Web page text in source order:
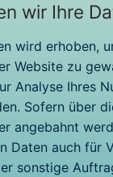
wir Ihre
wird erhoben,
Website zu
Analyse Ihres
Sofern über
angebahnt
Daten auch für
sonstige